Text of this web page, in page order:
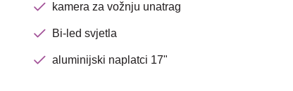
kamera za vožnju unatrag
Bi-led svjetla
aluminijski naplatci 17"